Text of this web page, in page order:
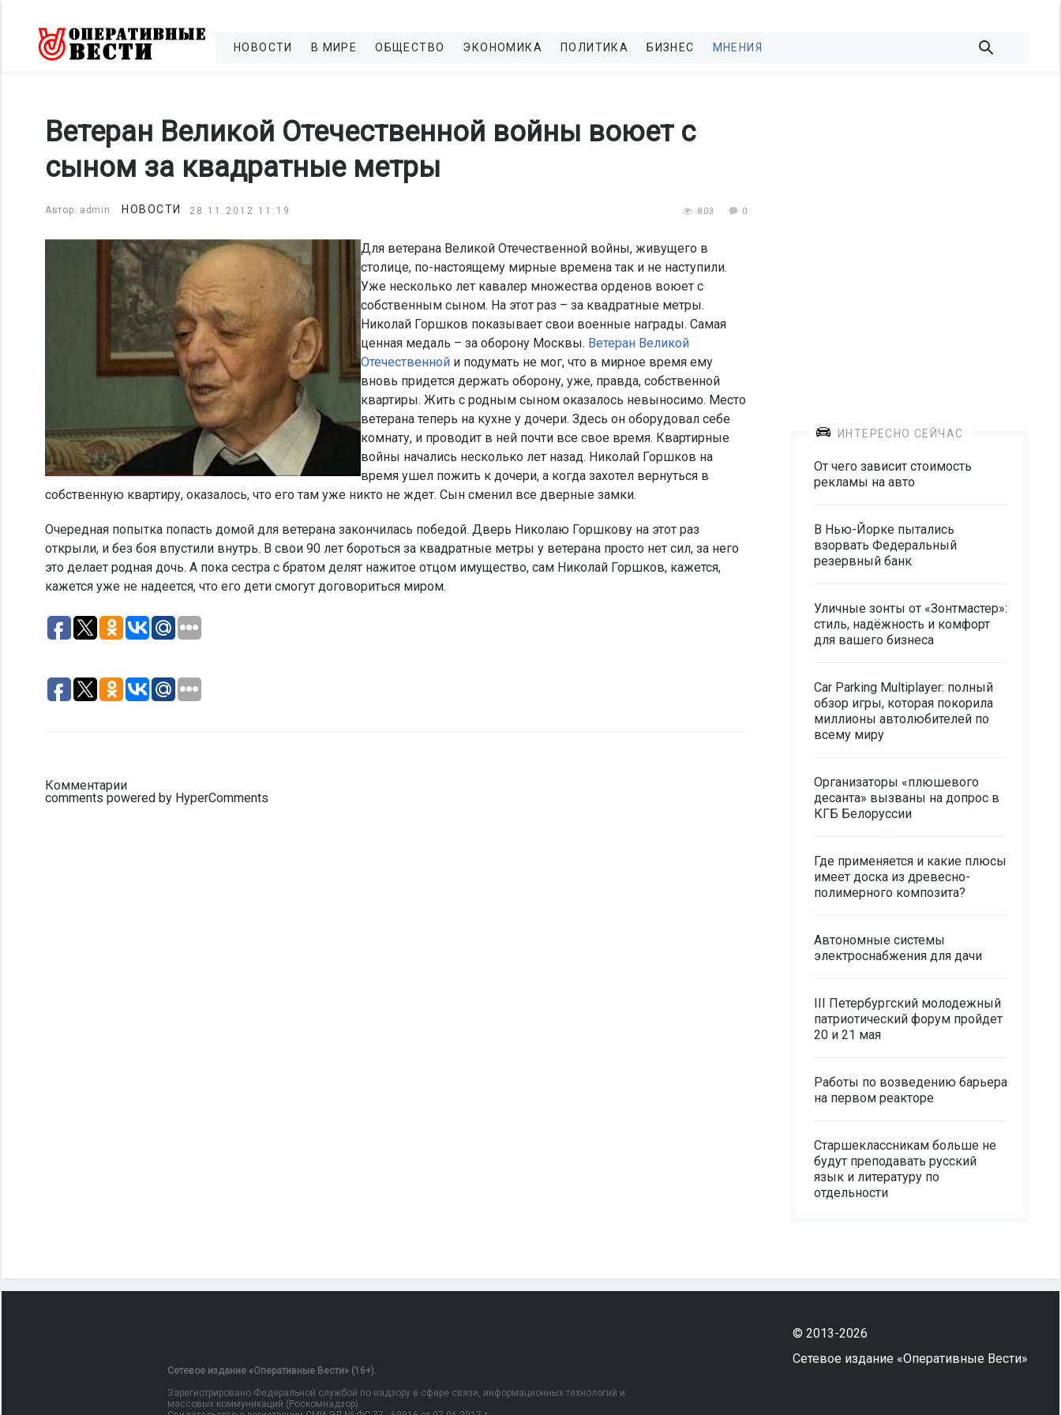
НОВОСТИ В МИРЕ ОБЩЕСТВО ЭКОНОМИКА ПОЛИТИКА БИЗНЕС МНЕНИЯ
Ветеран Великой Отечественной войны воюет с
сыном за квадратные метры
Автор: admin НОВОСТИ 28.11.2012 11:19 803 0
Для ветерана Великой Отечественной войны, живущего в
столице, по-настоящему мирные времена так и не наступили.
Уже несколько лет кавалер множества орденов воюет с
собственным сыном. На этот раз – за квадратные метры.
Николай Горшков показывает свои военные награды. Самая
ценная медаль – за оборону Москвы. Ветеран Великой
Отечественной и подумать не мог, что в мирное время ему
вновь придется держать оборону, уже, правда, собственной
квартиры. Жить с родным сыном оказалось невыносимо. Место
ветерана теперь на кухне у дочери. Здесь он оборудовал себе
комнату, и проводит в ней почти все свое время. Квартирные
войны начались несколько лет назад. Николай Горшков на
время ушел пожить к дочери, а когда захотел вернуться в
собственную квартиру, оказалось, что его там уже никто не ждет. Сын сменил все дверные замки.
Очередная попытка попасть домой для ветерана закончилась победой. Дверь Николаю Горшкову на этот раз
открыли, и без боя впустили внутрь. В свои 90 лет бороться за квадратные метры у ветерана просто нет сил, за него
это делает родная дочь. А пока сестра с братом делят нажитое отцом имущество, сам Николай Горшков, кажется,
кажется уже не надеется, что его дети смогут договориться миром.
Комментарии
comments powered by HyperComments
ИНТЕРЕСНО СЕЙЧАС
От чего зависит стоимость
рекламы на авто
В Нью-Йорке пытались
взорвать Федеральный
резервный банк
Уличные зонты от «Зонтмастер»:
стиль, надёжность и комфорт
для вашего бизнеса
Car Parking Multiplayer: полный
обзор игры, которая покорила
миллионы автолюбителей по
всему миру
Организаторы «плюшевого
десанта» вызваны на допрос в
КГБ Белоруссии
Где применяется и какие плюсы
имеет доска из древесно-
полимерного композита?
Автономные системы
электроснабжения для дачи
III Петербургский молодежный
патриотический форум пройдет
20 и 21 мая
Работы по возведению барьера
на первом реакторе
Старшеклассникам больше не
будут преподавать русский
язык и литературу по
отдельности
Сетевое издание «Оперативные Вести» (16+).
Зарегистрировано Федеральной службой по надзору в сфере связи, информационных технологий и
массовых коммуникаций (Роскомнадзор).
© 2013-2026
Сетевое издание «Оперативные Вести»